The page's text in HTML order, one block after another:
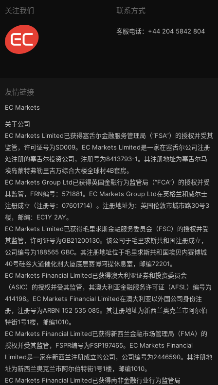
关注我们 联系方式
客服电话：+44 204 5842 804
友情链接
EC Markets
关于公司
EC Markets Limited已获得塞舌尔金融服务管理局（“FSA”）的授权并受其
监管，许可证号为SD009。EC Markets Limited是一家在塞舌尔公司注册
处注册的塞舌尔投资公司，注册号为8413793-1。其注册地址为塞舌尔马
埃岛蒙特弗勒里吉万综合大楼全球村4B套房。
EC Markets Group Ltd已获得英国金融行为监管局（“FCA”）的授权并受
其监管，FRN编号：571881。EC Markets Group Ltd在英格兰和威尔士
注册成立（注册号：07601714）。注册地址为：英国伦敦市城市路30号3
楼，邮编：EC1Y 2AY。
EC Markets Limited已获得毛里求斯金融服务委员会（FSC）的授权并受
其监管，许可证号为GB21200130。该公司于毛里求斯共和国注册成立，
公司编号为188565 GBC。其注册地址位于毛里求斯共和国埃贝内赛博城
40号硅谷大道催化剂大厦底层赛博阿提休息室，邮编72201。
EC Markets Financial Limited已获得澳大利亚证券和投资委员会
（ASIC）的授权并受其监管，其澳大利亚金融服务许可证（AFSL）编号为
414198。EC Markets Financial Limited在澳大利亚以外国公司身份注
册，注册号为ARBN 152 535 085。其注册地址为新西兰奥克兰市阿尔伯
特街1号1楼，邮编1010。
EC Markets Financial Limited已获得新西兰金融市场管理局（FMA）的
授权并受其监管，FSPR编号为FSP197465。EC Markets Financial
Limited是一家在新西兰注册成立的公司，公司编号为2446590。其注册地
址为新西兰奥克兰市阿尔伯特街1号1楼，邮编1010。
EC Markets Financial Limited已获得南非金融行业行为监管局